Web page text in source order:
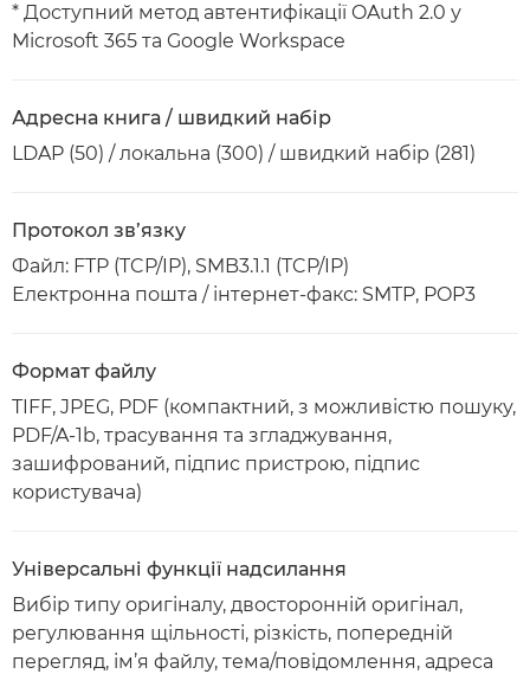
* Доступний метод автентифікації OAuth 2.0 у
Microsoft 365 та Google Workspace
Адресна книга / швидкий набір
LDAP (50) / локальна (300) / швидкий набір (281)
Протокол зв’язку
Файл: FTP (TCP/IP), SMB3.1.1 (TCP/IP)
Електронна пошта / інтернет-факс: SMTP, POP3
Формат файлу
TIFF, JPEG, PDF (компактний, з можливістю пошуку,
PDF/A-1b, трасування та згладжування,
зашифрований, підпис пристрою, підпис
користувача)
Універсальні функції надсилання
Вибір типу оригіналу, двосторонній оригінал,
регулювання щільності, різкість, попередній
перегляд, ім’я файлу, тема/повідомлення, адреса